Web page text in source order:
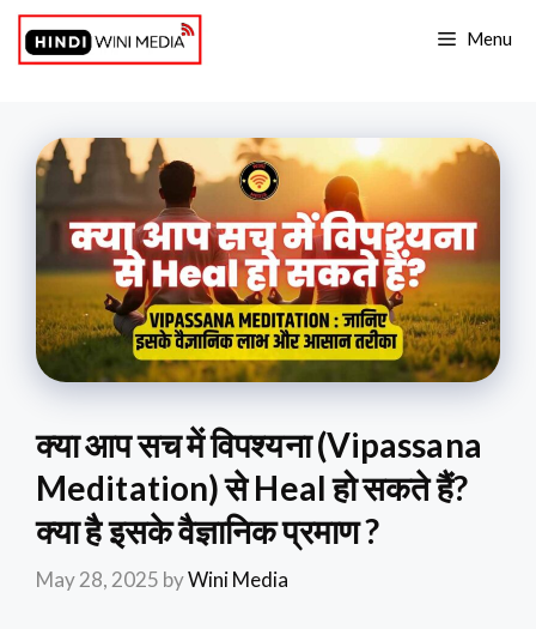
Skip
content
Menu
क्या आप सच में विपश्यना (Vipassana
Meditation) से Heal हो सकते हैं?
क्या है इसके वैज्ञानिक प्रमाण ?
May 28, 2025 byWini Media